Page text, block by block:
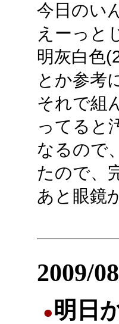
今日のい
えーっと
明灰白色
とか参考
それで組
ってると
なるので
たので、
あと眼鏡
2009/
●明日